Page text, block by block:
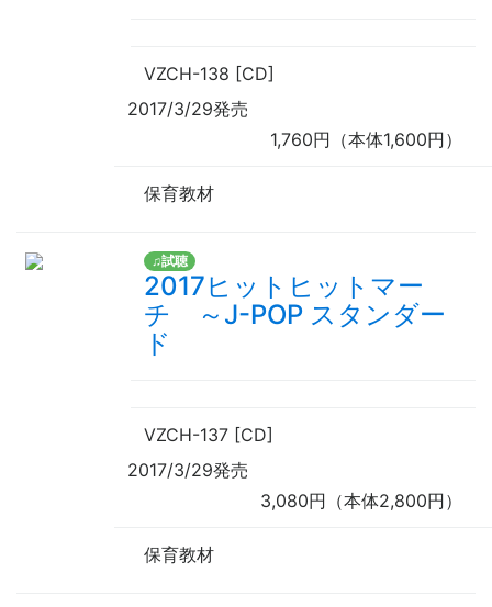
VZCH-138 [CD]
2017/3/29発売
1,760円（本体1,600円）
保育教材
♫試聴
2017ヒットヒットマー
チ ～J-POP スタンダー
ド
VZCH-137 [CD]
2017/3/29発売
3,080円（本体2,800円）
保育教材